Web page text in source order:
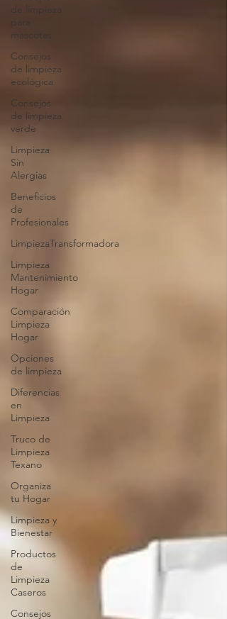
de limpieza
para
mascotas
Consejos
de limpieza
ecológica
Consejos
de limpieza
verde
Limpieza
Sin
Alergias
Beneficios
de
Profesionales
LimpiezaTransformadora
Limpieza
Mantenimiento
Hogar
Comparación
Limpieza
Hogar
Opciones
de limpieza
Diferencias
en
Limpieza
Truco de
Limpieza
Texano
Organiza
tu Hogar
Limpieza y
Bienestar
Productos
de
Limpieza
Caseros
Consejos